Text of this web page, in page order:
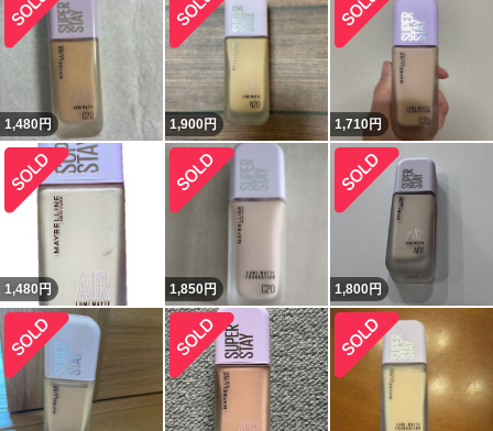
1,480円 1,900円 1,710円
1,480 円 1,850円 1,800円